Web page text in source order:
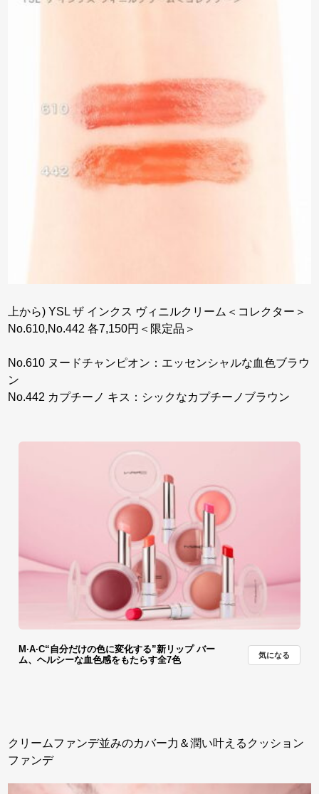
上から) YSL ザ インクス ヴィニルクリーム＜コレクター＞
No.610,No.442 各7,150円＜限定品＞
No.610 ヌードチャンピオン：エッセンシャルな血色ブラウ
ン
No.442 カプチーノ キス：シックなカプチーノブラウン
M·A·C“自分だけの色に変化する”新リップ バー
ム、ヘルシーな血色感をもたらす全7色
気になる
クリームファンデ並みのカバー力＆潤い叶えるクッション
ファンデ